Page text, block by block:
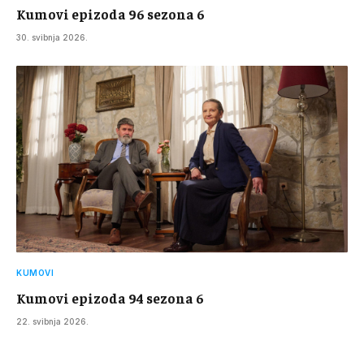
Kumovi epizoda 96 sezona 6
30. svibnja 2026.
KUMOVI
Kumovi epizoda 94 sezona 6
22. svibnja 2026.